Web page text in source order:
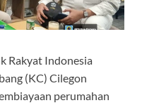
Rakyat Indonesia
(KC) Cilegon
perumahan